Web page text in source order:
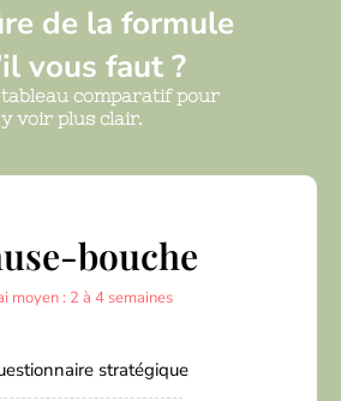
de la formule
vous faut ?
comparatif pour
y voir plus clair.
bouche
moyen : 2 à 4 semaines
stratégique